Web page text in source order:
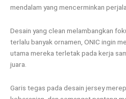
mendalam yang mencerminkan
Desain yang clean melambangkan
terlalu banyak ornamen, ONIC ingin
utama mereka terletak pada kerja
juara.
Garis tegas pada desain jersey